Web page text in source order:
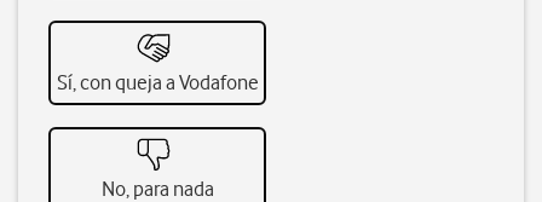
Sí, con queja a Vodafone
No, para nada